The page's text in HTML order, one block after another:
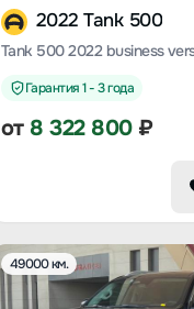
2022 Tank 500
Гарантия 1 - 3 года
от 8 322 800₽
49000 км.